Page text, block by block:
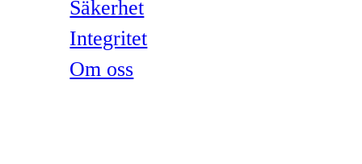
Säkerhet
Integritet
Om oss